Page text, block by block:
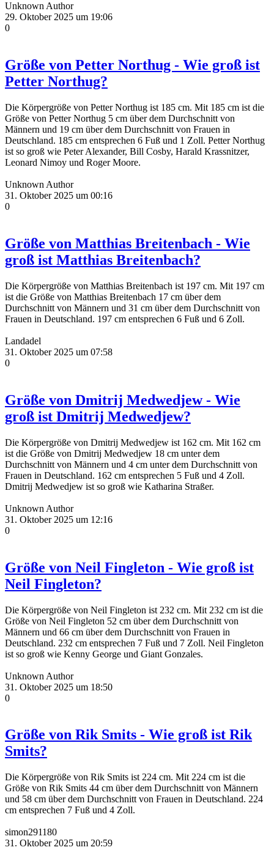
Unknown Author
29. Oktober 2025 um 19:06
0
Größe von Petter Northug - Wie groß ist
Petter Northug?
Die Körpergröße von Petter Northug ist 185 cm. Mit 185 cm ist die
Größe von Petter Northug 5 cm über dem Durchschnitt von
Männern und 19 cm über dem Durchschnitt von Frauen in
Deutschland. 185 cm entsprechen 6 Fuß und 1 Zoll. Petter Northug
ist so groß wie Peter Alexander, Bill Cosby, Harald Krassnitzer,
Leonard Nimoy und Roger Moore.
Unknown Author
31. Oktober 2025 um 00:16
0
Größe von Matthias Breitenbach - Wie
groß ist Matthias Breitenbach?
Die Körpergröße von Matthias Breitenbach ist 197 cm. Mit 197 cm
ist die Größe von Matthias Breitenbach 17 cm über dem
Durchschnitt von Männern und 31 cm über dem Durchschnitt von
Frauen in Deutschland. 197 cm entsprechen 6 Fuß und 6 Zoll.
Landadel
31. Oktober 2025 um 07:58
0
Größe von Dmitrij Medwedjew - Wie
groß ist Dmitrij Medwedjew?
Die Körpergröße von Dmitrij Medwedjew ist 162 cm. Mit 162 cm
ist die Größe von Dmitrij Medwedjew 18 cm unter dem
Durchschnitt von Männern und 4 cm unter dem Durchschnitt von
Frauen in Deutschland. 162 cm entsprechen 5 Fuß und 4 Zoll.
Dmitrij Medwedjew ist so groß wie Katharina Straßer.
Unknown Author
31. Oktober 2025 um 12:16
0
Größe von Neil Fingleton - Wie groß ist
Neil Fingleton?
Die Körpergröße von Neil Fingleton ist 232 cm. Mit 232 cm ist die
Größe von Neil Fingleton 52 cm über dem Durchschnitt von
Männern und 66 cm über dem Durchschnitt von Frauen in
Deutschland. 232 cm entsprechen 7 Fuß und 7 Zoll. Neil Fingleton
ist so groß wie Kenny George und Giant Gonzales.
Unknown Author
31. Oktober 2025 um 18:50
0
Größe von Rik Smits - Wie groß ist Rik
Smits?
Die Körpergröße von Rik Smits ist 224 cm. Mit 224 cm ist die
Größe von Rik Smits 44 cm über dem Durchschnitt von Männern
und 58 cm über dem Durchschnitt von Frauen in Deutschland. 224
cm entsprechen 7 Fuß und 4 Zoll.
simon291180
31. Oktober 2025 um 20:59